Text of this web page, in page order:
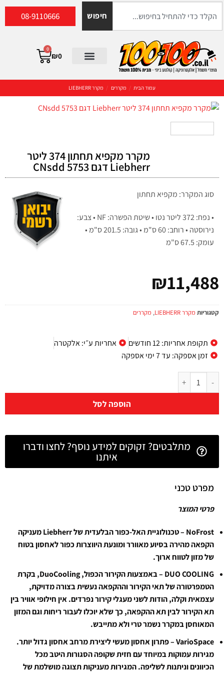
חיפוש 08-9110666
₪0
0
עמוד הבית / מקררים / מקרר LIEBHERR
מקרר ‏מקפיא תחתון 374 ‏ליטר
Liebherr דגם CNsdd 5753
סוג המקרר: מקפיא תחתון
• נפח: 372 ליטר נטו • שיטת הפשרה: NF • צבע:
נירוסטה • רוחב: 60 ס"מ • גובה: 201.5 ס"מ •
עומק: 67.5 ס"מ
₪11,488
קטגוריות מקרר LIEBHERR , מקררים
תקופת אחריות: 12 חודשים
אחריות ע״י: אלקטרה
זמן אספקה: עד 7 ימי אספקה
הוספה לסל
מתלבטים? זקוקים למידע נוסף? לחצו ודברו
איתנו
מפרט טכני
פרטי המוצר
NoFrost – טכנולוגיית האל-כפור הבלעדית של Liebherr מעניקה
הקפאה מהירה בסיוע מאוורר ומונעת היווצרות כפור לאחסון בטוח
של מזון לטווח ארוך.
DUO COOLING – באמצעות הקירור הכפול, DuoCooling, בקרת
הטמפרטורה של תאי הקירור וההקפאה נעשית בצורה מדויקת,
עצמאית וקלה, הודות לשני מעגלי קירור נפרדים. אין חילופי אוויר בין
תא הקירור לבין תא ההקפאה, כך שלא יוכלו לעבור ריחות וגם המזון
המאוחסן במקרר נשמר טרי ולא מתייבש.
VarioSpace – פתרון אחסון מעשי ליצירת מרחב אחסון גדול יותר.
מגירות עמוקות במיוחד עם חזית שקופה הסגורות היטב מכל
הכיוונים וניתנות לשליפה. המגירות מעניקות תצוגה מושלמת של